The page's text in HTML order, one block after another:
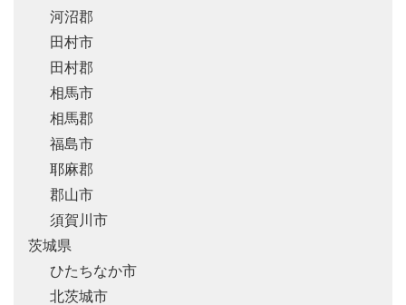
河沼郡
田村市
田村郡
相馬市
相馬郡
福島市
耶麻郡
郡山市
須賀川市
茨城県
ひたちなか市
北茨城市